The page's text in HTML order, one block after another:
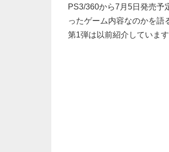
PS3/360から7月5日発売予
ったゲーム内容なのかを語
第1弾は以前紹介していま